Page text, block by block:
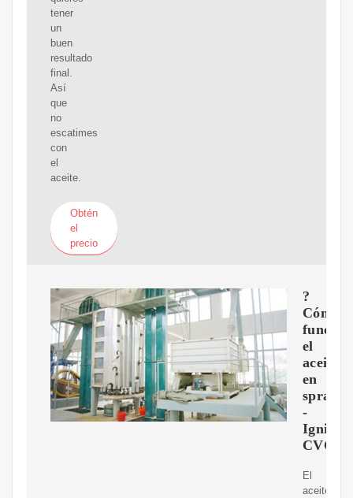
tener
un
buen
resultado
final.
Así
que
no
escatimes
con
el
aceite.
Obtén
el
precio
?
Cómo
el
aceite
en
spray?
-
CVC
El
aceite